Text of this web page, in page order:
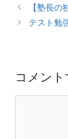
投
稿
シ
ョ
【塾長
テスト勉
コメント